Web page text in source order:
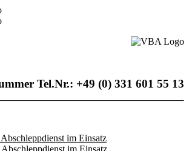
Tel.Nr.: +49 (0) 331 601 55 13
im Einsatz
im Einsatz